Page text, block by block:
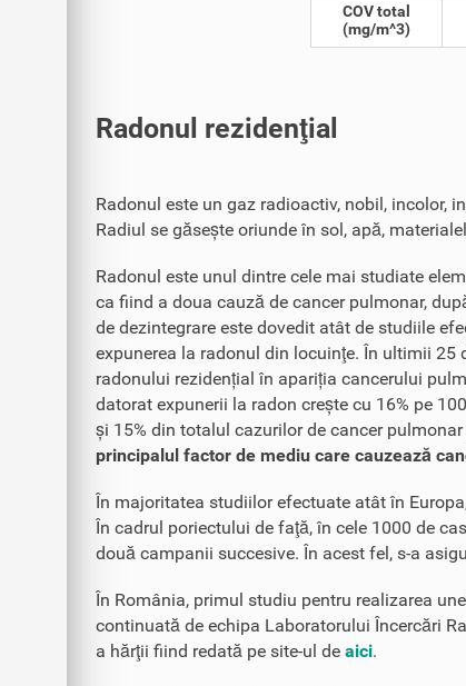
COV total
(mg/m^3)
Radonul rezidenţial
Radonul este un gaz radioactiv, nobil, incolor,
Radiul se găsește oriunde în sol, apă,
Radonul este unul dintre cele mai studiate
ca fiind a doua cauză de cancer pulmonar,
de dezintegrare este dovedit atât de studiile
expunerea la radonul din locuinţe. În ultimii
radonului rezidențial în apariția cancerului
datorat expunerii la radon crește cu 16% pe
și 15% din totalul cazurilor de cancer
principalul factor de mediu care cauzează
În majoritatea studiilor efectuate atât în
În cadrul poriectului de faţă, în cele 1000 de
două campanii succesive. În acest fel, s-a
În România, primul studiu pentru realizarea
continuată de echipa Laboratorului Încercări
a hărţii fiind redată pe site-ul de aici.